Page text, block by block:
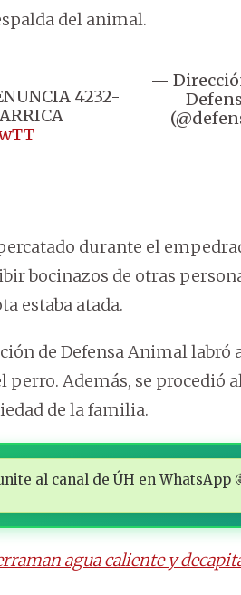
del animal.
4232-
—
durante el
bocinazos de otras
estaba atada.
de Defensa Animal labró
Además, se procedió
de la familia.
al canal de ÚH en WhatsApp
agua caliente y